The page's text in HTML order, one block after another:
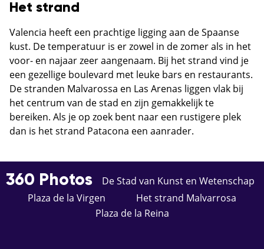
Het strand
Valencia heeft een prachtige ligging aan de Spaanse
kust. De temperatuur is er zowel in de zomer als in het
voor- en najaar zeer aangenaam. Bij het strand vind je
een gezellige boulevard met leuke bars en restaurants.
De stranden Malvarossa en Las Arenas liggen vlak bij
het centrum van de stad en zijn gemakkelijk te
bereiken. Als je op zoek bent naar een rustigere plek
dan is het strand Patacona een aanrader.
360 Photos
De Stad van Kunst en Wetenschap
Plaza de la Virgen
Het strand Malvarrosa
Plaza de la Reina